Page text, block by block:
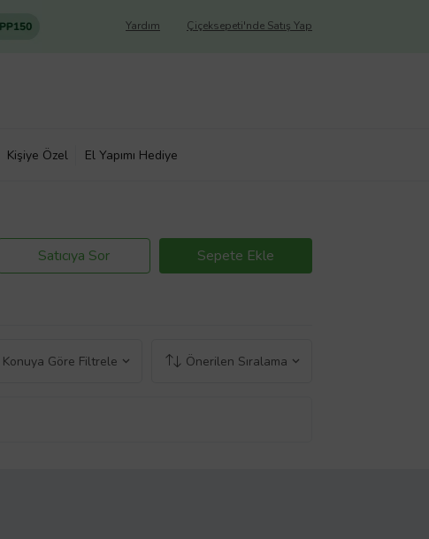
Çiçeksepeti'nde Satış Yap
Yardım
Kişiye Özel El Yapımı Hediye
Satıcıya Sor Sepete Ekle
Konuya Göre Filtrele Önerilen Sıralama